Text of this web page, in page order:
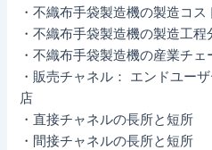
・不織布手袋製造機の製造コ
・不織布手袋製造機の製造工程
・不織布手袋製造機の産業チェ
・販売チャネル： エンドユー
店
・直接チャネルの長所と短所
・間接チャネルの長所と短所